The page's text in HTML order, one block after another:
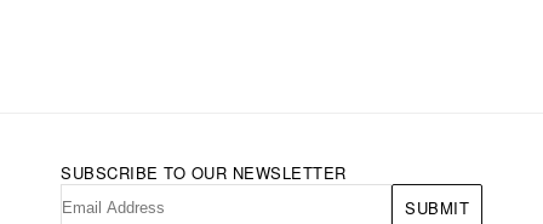
SUBSCRIBE TO OUR NEWSLETTER
SUBMIT